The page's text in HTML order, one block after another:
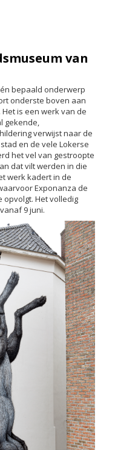
van
bepaald onderwerp
onderste boven aan
is een werk van de
gekende,
verwijst naar de
en de vele Lokerse
het vel van gestroopte
dat vilt werden in die
werk kadert in de
Exponanza de
Het volledig
9 juni.